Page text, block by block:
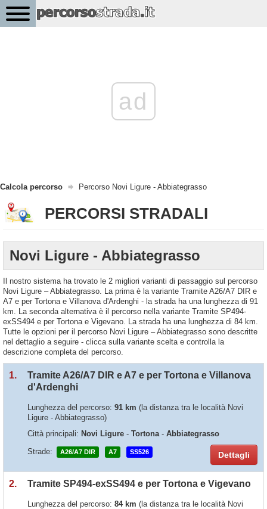
ad
Calcola percorso Percorso Novi Ligure - Abbiategrasso
PERCORSI STRADALI
Novi Ligure - Abbiategrasso
Il nostro sistema ha trovato le 2 migliori varianti di passaggio sul percorso
Novi Ligure – Abbiategrasso. La prima è la variante Tramite A26/A7 DIR e
A7 e per Tortona e Villanova d'Ardenghi - la strada ha una lunghezza di 91
km. La seconda alternativa è il percorso nella variante Tramite SP494-
exSS494 e per Tortona e Vigevano. La strada ha una lunghezza di 84 km.
Tutte le opzioni per il percorso Novi Ligure – Abbiategrasso sono descritte
nel dettaglio a seguire - clicca sulla variante scelta e controlla la
descrizione completa del percorso.
1.
Tramite A26/A7 DIR e A7 e per Tortona e Villanova
d'Ardenghi
Lunghezza del percorso: 91 km (la distanza tra le località Novi
Ligure - Abbiategrasso)
Città principali: Novi Ligure - Tortona- Abbiategrasso
Strade:
A26/A7 DIR A7 SS526 Dettagli
2. Tramite SP494-exSS494 e per Tortona e Vigevano
Lunghezza del percorso: 84 km (la distanza tra le località Novi